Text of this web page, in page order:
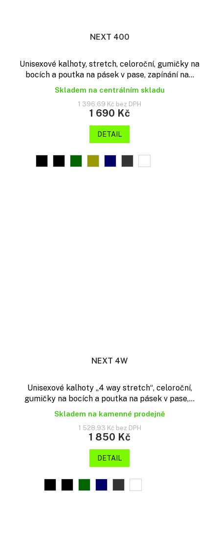
NEXT 400
Unisexové kalhoty, stretch, celoroční, gumičky na
bocích a poutka na pásek v pase, zapínání na...
Skladem na centrálním skladu
1 396,69 Kč bez DPH
1 690 Kč
DETAIL
NEXT 4W
Unisexové kalhoty „4 way stretch“, celoroční,
gumičky na bocích a poutka na pásek v pase,...
Skladem na kamenné prodejně
1 528,93 Kč bez DPH
1 850 Kč
DETAIL